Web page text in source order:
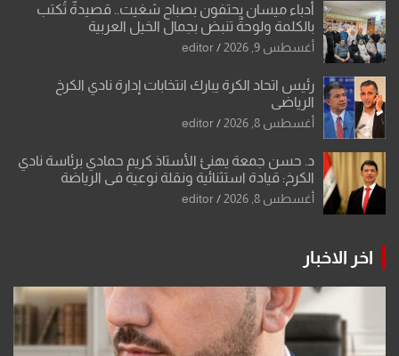
أدباء ميسان يحتفون بصباح شغيت.. قصيدةٌ تُكتب
بالكلمة ولوحةٌ تنبض بجمال الخيل العربية
أغسطس 9, 2026 editor
رئيس اتحاد الكرة يبارك انتخابات إدارة نادي الكرخ
الرياضي
أغسطس 8, 2026 editor
د. حسن جمعة يهنئ الأستاذ كريم حمادي برئاسة نادي
الكرخ: قيادة استثنائية ونقلة نوعية في الرياضة
العراقية
أغسطس 8, 2026 editor
اخر الاخبار